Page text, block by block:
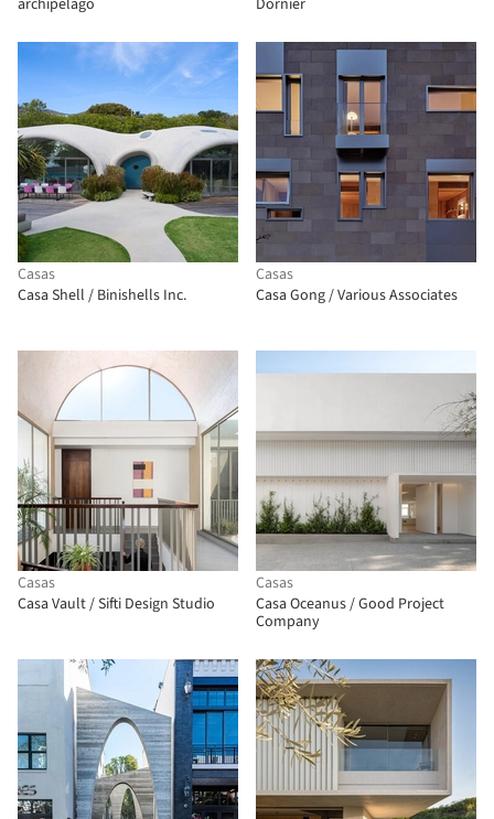
archipelago
Dornier
Casas
Casa Shell / Binishells Inc.
Casas
Casa Gong / Various Associates
Casas
Casa Vault / Sifti Design Studio
Casas
Casa Oceanus / Good Project
Company